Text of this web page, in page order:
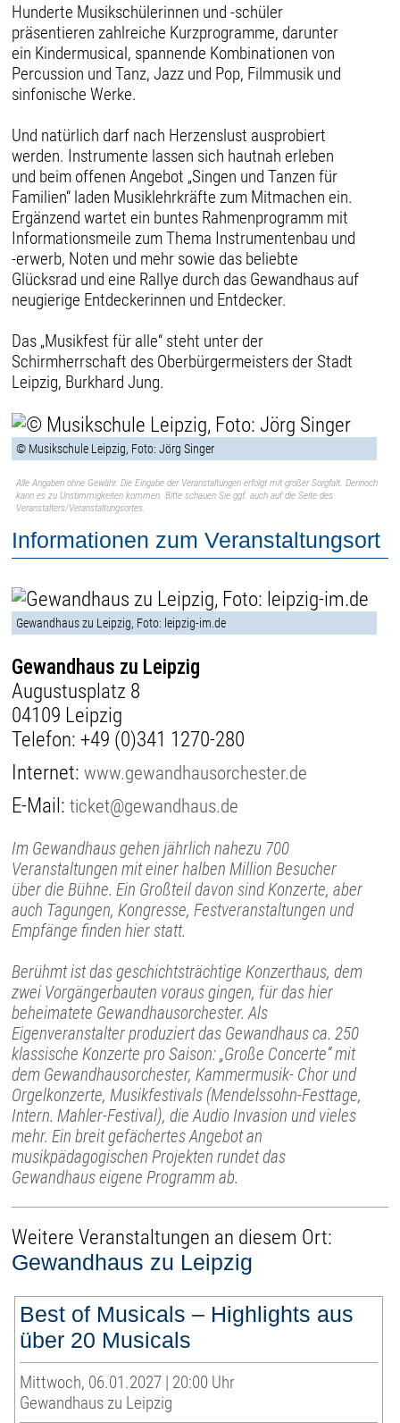
Hunderte Musikschülerinnen und -schüler
präsentieren zahlreiche Kurzprogramme, darunter
ein Kindermusical, spannende Kombinationen von
Percussion und Tanz, Jazz und Pop, Filmmusik und
sinfonische Werke.
Und natürlich darf nach Herzenslust ausprobiert
werden. Instrumente lassen sich hautnah erleben
und beim offenen Angebot „Singen und Tanzen für
Familien“ laden Musiklehrkräfte zum Mitmachen ein.
Ergänzend wartet ein buntes Rahmenprogramm mit
Informationsmeile zum Thema Instrumentenbau und
-erwerb, Noten und mehr sowie das beliebte
Glücksrad und eine Rallye durch das Gewandhaus auf
neugierige Entdeckerinnen und Entdecker.
Das „Musikfest für alle“ steht unter der
Schirmherrschaft des Oberbürgermeisters der Stadt
Leipzig, Burkhard Jung.
© Musikschule Leipzig, Foto: Jörg Singer
Alle Angaben ohne Gewähr. Die Eingabe der Veranstaltungen erfolgt mit großer Sorgfalt. Dennoch
kann es zu Unstimmigkeiten kommen. Bitte schauen Sie ggf. auch auf die Seite des
Veranstalters/Veranstaltungsortes.
Informationen zum Veranstaltungsort
Gewandhaus zu Leipzig, Foto: leipzig-im.de
Gewandhaus zu Leipzig
Augustusplatz 8
04109 Leipzig
Telefon: +49 (0)341 1270-280
Internet:www.gewandhausorchester.de
E-Mail:ticket@gewandhaus.de
Im Gewandhaus gehen jährlich nahezu 700
Veranstaltungen mit einer halben Million Besucher
über die Bühne. Ein Großteil davon sind Konzerte, aber
auch Tagungen, Kongresse, Festveranstaltungen und
Empfänge finden hier statt.
Berühmt ist das geschichtsträchtige Konzerthaus, dem
zwei Vorgängerbauten voraus gingen, für das hier
beheimatete Gewandhausorchester. Als
Eigenveranstalter produziert das Gewandhaus ca. 250
klassische Konzerte pro Saison: „Große Concerte“ mit
dem Gewandhausorchester, Kammermusik- Chor und
Orgelkonzerte, Musikfestivals (Mendelssohn-Festtage,
Intern. Mahler-Festival), die Audio Invasion und vieles
mehr. Ein breit gefächertes Angebot an
musikpädagogischen Projekten rundet das
Gewandhaus eigene Programm ab.
Weitere Veranstaltungen an diesem Ort:
Gewandhaus zu Leipzig
Best of Musicals – Highlights aus
über 20 Musicals
Mittwoch, 06.01.2027 | 20:00 Uhr
Gewandhaus zu Leipzig